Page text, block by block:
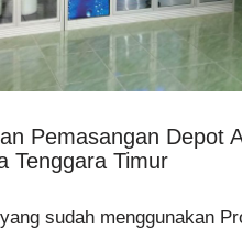
Pemasangan Depot
Tenggara Timur
sudah menggunakan